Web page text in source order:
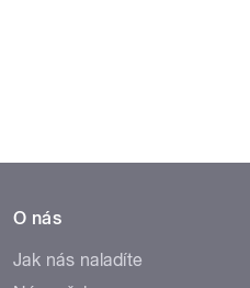
O nás
Jak nás naladíte